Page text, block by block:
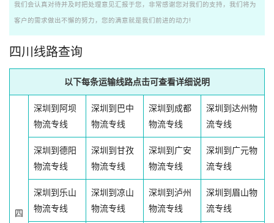
我们会认真对待并及时把处理意见汇报于您，非常感谢您对我们的支持，我们将为
客户的需求做出不懈的努力，您的满意就是我们前进的动力!
四川线路查询
以下每条运输线路点击可查看详细说明
四
深圳到阿坝
物流专线
深圳到巴中
物流专线
深圳到成都
物流专线
深圳到达州物
流专线
深圳到德阳
物流专线
深圳到甘孜
物流专线
深圳到广安
物流专线
深圳到广元物
流专线
深圳到乐山
物流专线
深圳到凉山
物流专线
深圳到泸州
物流专线
深圳到眉山物
流专线